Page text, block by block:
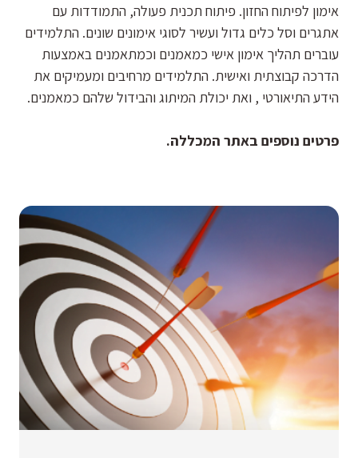
אימון לפיתוח החזון. פיתוח תכנית פעולה, התמודדות עם
אתגרים וסל כלים גדול ועשיר לסוגי אימונים שונים. התלמידים
עוברים תהליך אימון אישי כמאמנים וכמתאמנים באמצעות
הדרכה קבוצתית ואישית. התלמידים מרחיבים ומעמיקים את
הידע התיאורטי , ואת יכולת המיתוג והבידול שלהם כמאמנים.
פרטים נוספים באתר המכללה.